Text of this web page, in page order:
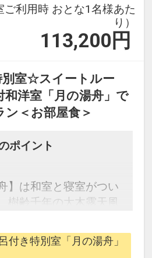
ご利用時 おとな1名様あた
り）
113,200 円
別室☆スイートルー
和洋室「月の湯舟」で
ン＜お部屋食＞
ポイント
】は和室と寝室がつい
樹齢千年の大木露天風
付き特別室「月の湯舟」